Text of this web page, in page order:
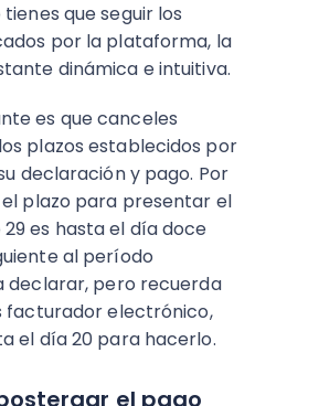
tienes que seguir los
por la plataforma, la
dinámica e intuitiva.
es que canceles
plazos establecidos por
declaración y pago. Por
plazo para presentar el
es hasta el día doce
al período
declarar, pero recuerda
facturador electrónico,
el día 20 para hacerlo.
el pago